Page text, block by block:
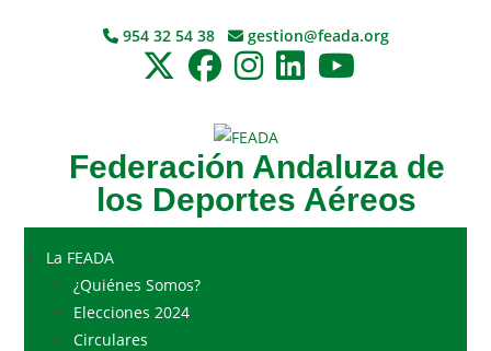
954 32 54 38 gestion@feada.org
Federación Andaluza de
los Deportes Aéreos
La FEADA
¿Quiénes Somos?
Elecciones 2024
Circulares